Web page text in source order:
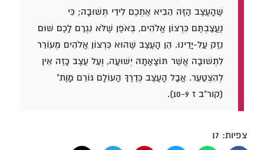
שֶׁהָעֶצֶב הַזֶּה הֵבִיא אֶתְכֶם לִידֵי תְּשׁוּבָה; כִּי
נֶעֱצַבְתֶּם כִּרְצוֹן אֱלֹהִים, בְּאֹפֶן שֶׁלֹּא נִגְרַם לָכֶם שׁוּם
נֵזֶק עַל-יָדֵינוּ. הֵן הָעֶצֶב שֶׁהוּא כִּרְצוֹן אֱלֹהִים מְעוֹרֵר
לִתְשׁוּבָה אֲשֶׁר תּוֹצָאָתָהּ יְשׁוּעָה, וְעַל עֶצֶב כָּזֶה אֵין
לְהִצְטַעֵר. אֲבָל הָעֶצֶב כְּדֶרֶךְ הָעוֹלָם גּוֹרֵם מָוֶת"
(קור"ב ז 10-9).
צפיות: 17